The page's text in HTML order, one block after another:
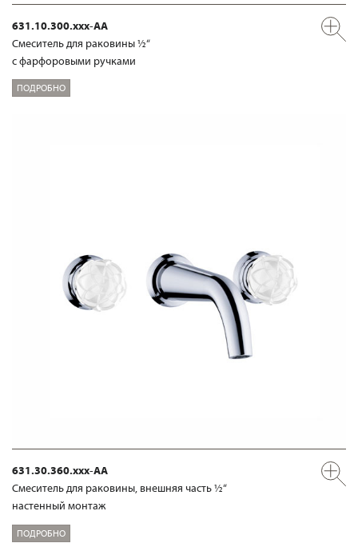
631.10.300.xxx-AA
Смеситель для раковины ½“
с фарфоровыми ручками
ПОДРОБНО
631.30.360.xxx-AA
Смеситель для раковины, внешняя часть ½“
настенный монтаж
ПОДРОБНО